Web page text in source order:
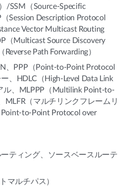
/SSM（Source-Specific
Session Description Protocol
Vector Multicast Routing
（Multicast Source Discovery
Reverse Path Forwarding）
、PPP（Point-to-Point Protocol
、HDLC（High-Level Data Link
ル、MLPPP（Multilink Point-to-
MLFR（マルチリンクフレームリ
Point-to-Point Protocol over
ティング、ソースベースルーテ
マルチパス）